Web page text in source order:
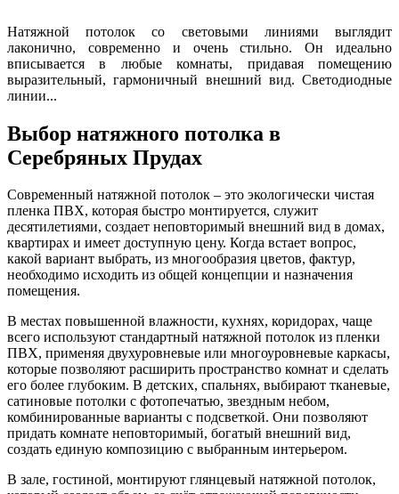
Натяжной потолок со световыми линиями выглядит
лаконично, современно и очень стильно. Он идеально
вписывается в любые комнаты, придавая помещению
выразительный, гармоничный внешний вид. Светодиодные
линии...
Выбор натяжного потолка в
Серебряных Прудах
Современный натяжной потолок – это экологически чистая
пленка ПВХ, которая быстро монтируется, служит
десятилетиями, создает неповторимый внешний вид в домах,
квартирах и имеет доступную цену. Когда встает вопрос,
какой вариант выбрать, из многообразия цветов, фактур,
необходимо исходить из общей концепции и назначения
помещения.
В местах повышенной влажности, кухнях, коридорах, чаще
всего используют стандартный натяжной потолок из пленки
ПВХ, применяя двухуровневые или многоуровневые каркасы,
которые позволяют расширить пространство комнат и сделать
его более глубоким. В детских, спальнях, выбирают тканевые,
сатиновые потолки с фотопечатью, звездным небом,
комбинированные варианты с подсветкой. Они позволяют
придать комнате неповторимый, богатый внешний вид,
создать единую композицию с выбранным интерьером.
В зале, гостиной, монтируют глянцевый натяжной потолок,